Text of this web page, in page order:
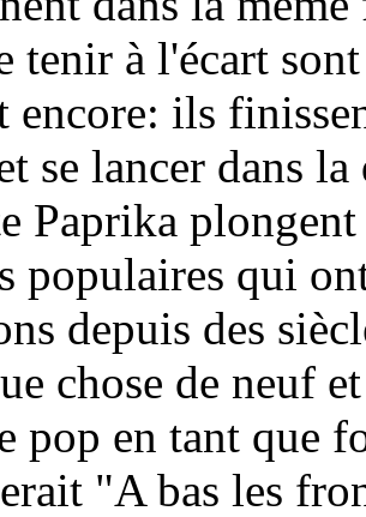
tenir à l'écart
encore: ils
se lancer dans
Paprika
populaires qui
depuis des
chose de neuf
pop en tant que
"A bas les